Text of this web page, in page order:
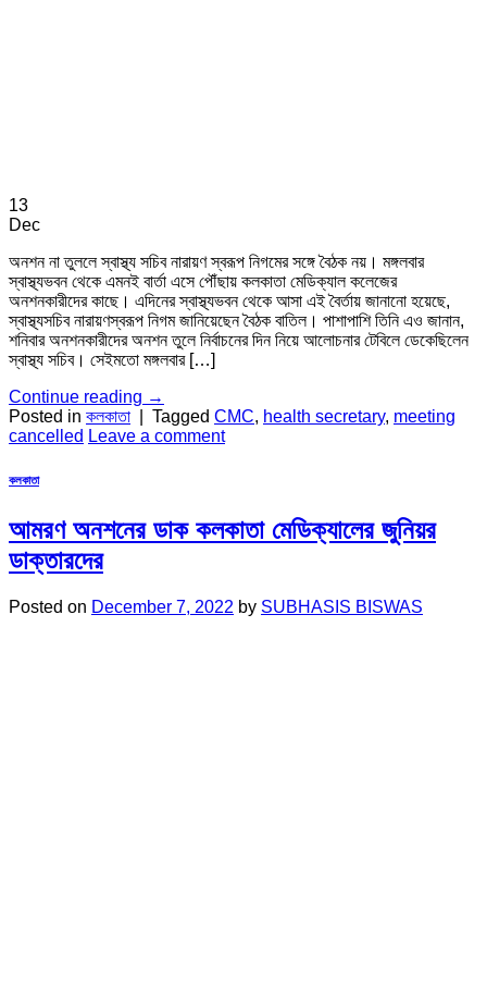
13
Dec
অনশন না তুললে স্বাস্থ্য সচিব নারায়ণ স্বরূপ নিগমের সঙ্গে বৈঠক নয়। মঙ্গলবার
স্বাস্থ্যভবন থেকে এমনই বার্তা এসে পৌঁছায় কলকাতা মেডিক্যাল কলেজের
অনশনকারীদের কাছে। এদিনের স্বাস্থ্যভবন থেকে আসা এই বৈর্তায় জানানো হয়েছে,
স্বাস্থ্যসচিব নারায়ণস্বরূপ নিগম জানিয়েছেন বৈঠক বাতিল। পাশাপাশি তিনি এও জানান,
শনিবার অনশনকারীদের অনশন তুলে নির্বাচনের দিন নিয়ে আলোচনার টেবিলে ডেকেছিলেন
স্বাস্থ্য সচিব। সেইমতো মঙ্গলবার […]
Continue reading →
Posted in কলকাতা Tagged CMC, health secretary, meeting
cancelled Leave a comment
কলকাতা
আমরণ অনশনের ডাক কলকাতা মেডিক্যালের জুনিয়র
ডাক্তারদের
Posted on December 7, 2022 by SUBHASIS BISWAS